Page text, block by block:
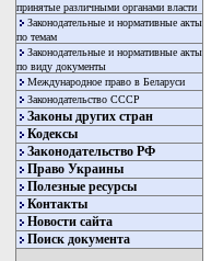
принятые различными органами власти
Законодательные и нормативные акты
по темам
Законодательные и нормативные акты
по виду документы
Международное право в Беларуси
Законодательство СССР
Законы других стран
Кодексы
Законодательство РФ
Право Украины
Полезные ресурсы
Контакты
Новости сайта
Поиск документа